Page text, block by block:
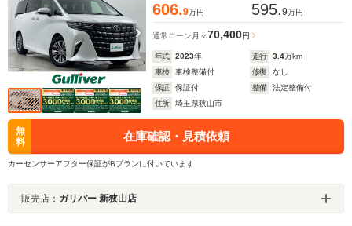
606.9万円 595.9万円
通常ローン 月々70,400円
年式 2023年 走行 3.4万km
車検
車検整備付 修復
なし
保証
保証付 整備
法定整備付
住所
埼玉県狭山市
無
料
在庫確認・見積依頼
カーセンサーアフター保証がBプランに付いています
販売店： ガリバー 新狭山店